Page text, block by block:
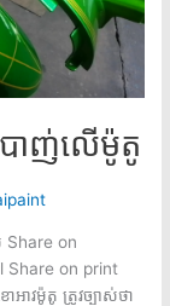
ាញ់លើម៉ូតូ
on
Share on print
ាវម៉ូតូ ត្រូវច្បាស់ថា